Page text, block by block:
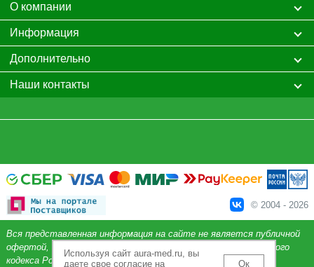
О компании
Информация
Дополнительно
Наши контакты
© 2004 - 2026
Вся представленная информация на сайте не является публичной
офертой, определяемой положениями Статьи 437 Гражданского
кодекса Российской Федерации.
Используя сайт aura-med.ru, вы
даете свое согласие на
Ок